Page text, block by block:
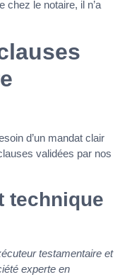
chez le notaire, il n’a
d’un mandat clair
validées par nos
technique
testamentaire et
experte en